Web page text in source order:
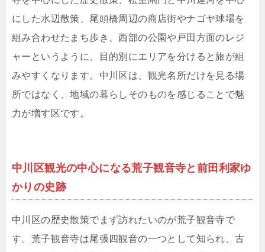
にした水辺散策、尾頭橋周辺の商店街やナゴヤ球場を
組み合わせたまち歩き、西部の公園や戸田方面のレジ
ャーというように、目的別にエリアを分けると旅が組
みやすくなります。中川区は、観光名所だけを見る場
所ではなく、地域の暮らしそのものを感じることで魅
力が増す区です。
中川区観光の中心になる荒子観音寺と前田利家ゆ
かりの史跡
中川区の歴史散策でまず訪れたいのが荒子観音寺で
す。荒子観音寺は尾張四観音の一つとして知られ、古